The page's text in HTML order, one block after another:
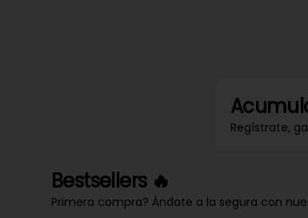
Regístrate,
Bestsellers 🔥
Primera compra? Ándate a la segura con